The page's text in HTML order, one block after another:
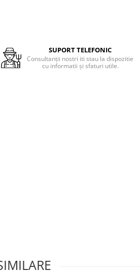
SUPORT TELEFONIC
Consultanţii nostri iti stau la dispozitie
cu informatii şi sfaturi utile.